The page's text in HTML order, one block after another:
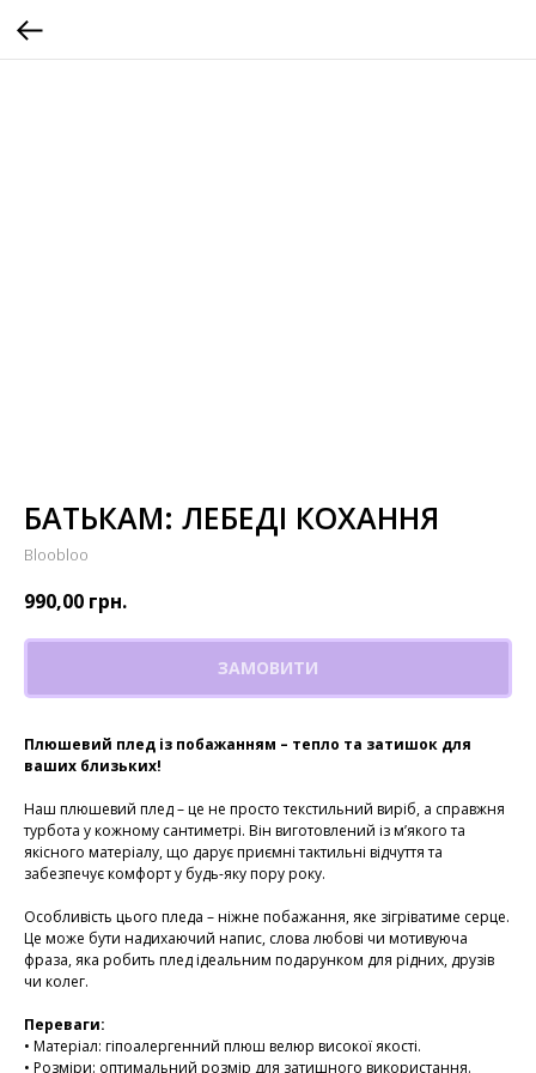
БАТЬКАМ: ЛЕБЕДІ КОХАННЯ
Bloobloo
990,00 грн.
ЗАМОВИТИ
Плюшевий плед із побажанням – тепло та затишок для
ваших близьких!
Наш плюшевий плед – це не просто текстильний виріб, а справжня
турбота у кожному сантиметрі. Він виготовлений із м’якого та
якісного матеріалу, що дарує приємні тактильні відчуття та
забезпечує комфорт у будь-яку пору року.
Особливість цього пледа – ніжне побажання, яке зігріватиме серце.
Це може бути надихаючий напис, слова любові чи мотивуюча
фраза, яка робить плед ідеальним подарунком для рідних, друзів
чи колег.
Переваги:
• Матеріал: гіпоалергенний плюш велюр високої якості.
• Розміри: оптимальний розмір для затишного використання.